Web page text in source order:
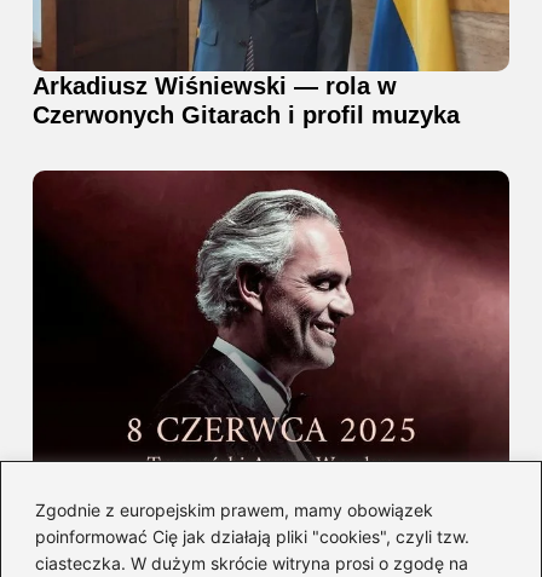
Zgodnie z europejskim prawem, mamy obowiązek
poinformować Cię jak działają pliki "cookies", czyli tzw.
ciasteczka. W dużym skrócie witryna prosi o zgodę na
Arkadiusz Wiśniewski — rola w
Czerwonych Gitarach i profil muzyka
Polsce — informacje i bilety